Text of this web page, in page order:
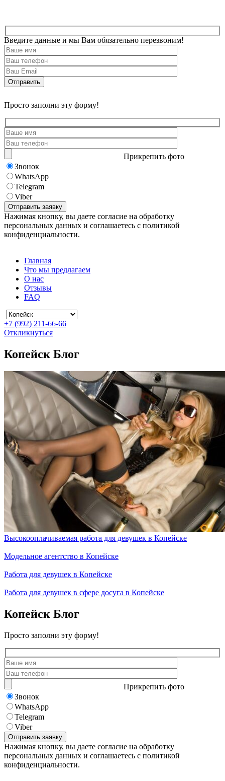
Введите данные и мы Вам обязательно перезвоним!
Просто заполни эту форму!
Прикрепить фото
Звонок
WhatsApp
Telegram
Viber
Нажимая кнопку, вы даете согласие на обработку
персональных данных и соглашаетесь с политикой
конфиденциальности.
Главная
Что мы предлагаем
О нас
Отзывы
FAQ
+7 (992) 211-66-66
Откликнуться
Копейск Блог
Высокооплачиваемая работа для девушек в Копейске
Модельное агентство в Копейске
Работа для девушек в Копейске
Работа для девушек в сфере досуга в Копейске
Копейск Блог
Просто заполни эту форму!
Прикрепить фото
Звонок
WhatsApp
Telegram
Viber
Нажимая кнопку, вы даете согласие на обработку
персональных данных и соглашаетесь с политикой
конфиденциальности.